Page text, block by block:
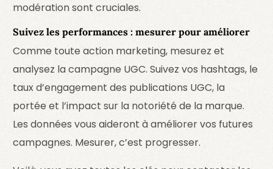
modération sont cruciales.
Suivez les performances : mesurer pour améliorer
Comme toute action marketing, mesurez et
analysez la campagne UGC. Suivez vos hashtags, le
taux d’engagement des publications UGC, la
portée et l’impact sur la notoriété de la marque.
Les données vous aideront à améliorer vos futures
campagnes. Mesurer, c’est progresser.